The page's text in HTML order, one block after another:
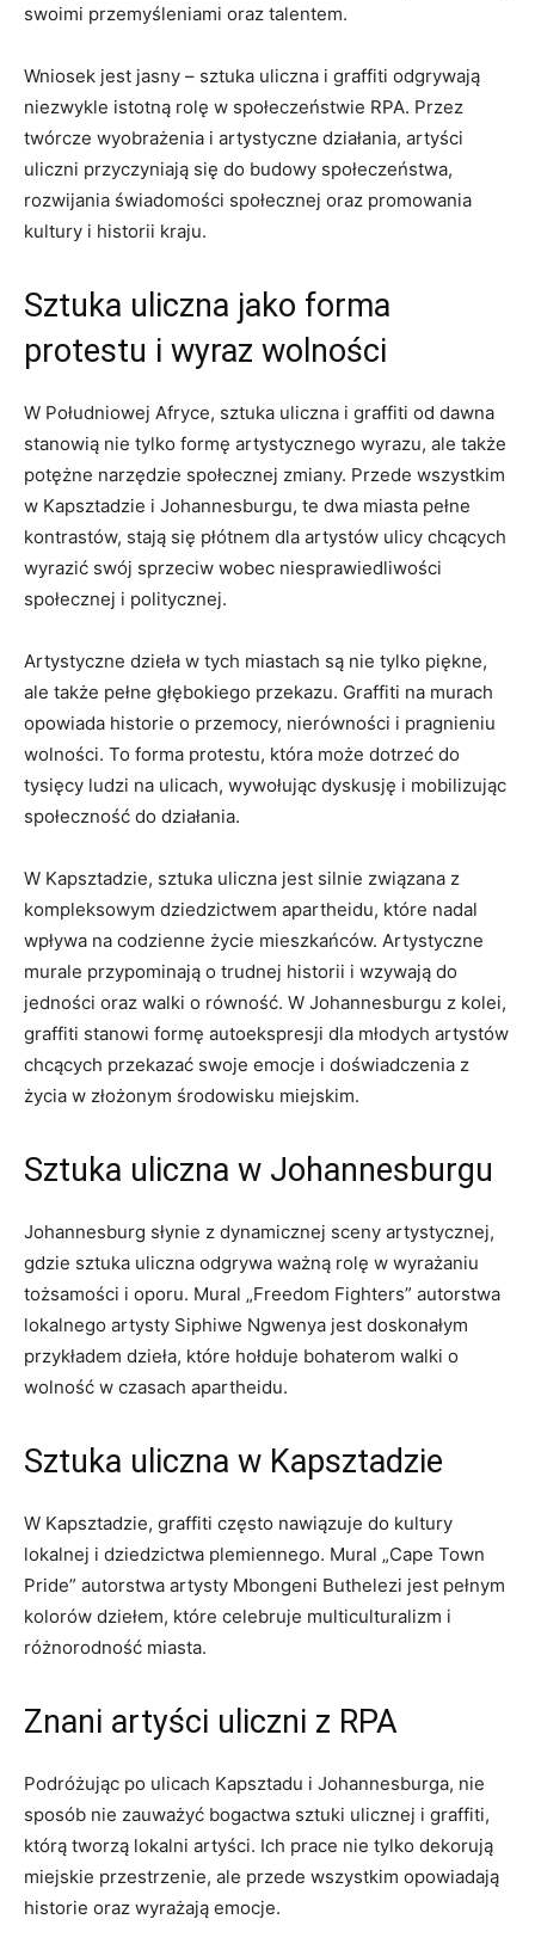
swoimi przemyśleniami oraz talentem.
Wniosek jest jasny – sztuka ‍uliczna i ‍graffiti‌ odgrywają
niezwykle istotną rolę w ‍społeczeństwie RPA. ​Przez
twórcze wyobrażenia i artystyczne działania,​ artyści
uliczni przyczyniają się do budowy społeczeństwa,
rozwijania ⁣świadomości społecznej oraz promowania
kultury i historii kraju.
Sztuka uliczna jako forma​
protestu​ i wyraz wolności
W Południowej Afryce, sztuka uliczna i graffiti od dawna
stanowią nie ⁤tylko formę artystycznego⁤ wyrazu, ale także
potężne narzędzie społecznej zmiany. Przede​ wszystkim
w Kapsztadzie i Johannesburgu, te dwa ⁣miasta pełne
kontrastów, stają się płótnem dla artystów ulicy chcących
wyrazić swój sprzeciw wobec niesprawiedliwości
społecznej i​ politycznej.
Artystyczne dzieła w tych miastach są nie tylko piękne,
ale także pełne głębokiego przekazu. ‍Graffiti na murach​
opowiada historie o przemocy, nierówności i pragnieniu
wolności. To forma protestu, która może ⁢dotrzeć do
tysięcy ludzi⁣ na ulicach, wywołując dyskusję⁤ i mobilizując
społeczność do działania.
W Kapsztadzie, sztuka uliczna jest‍ silnie związana z
kompleksowym dziedzictwem apartheidu, które nadal
wpływa na codzienne życie mieszkańców.‍ Artystyczne
murale przypominają o trudnej historii i wzywają do
jedności ‌oraz walki o równość. W Johannesburgu ⁤z⁣ kolei,
graffiti stanowi formę autoekspresji dla młodych artystów⁢
chcących przekazać swoje emocje i doświadczenia z
życia w złożonym środowisku miejskim.
Sztuka uliczna w Johannesburgu
Johannesburg słynie z dynamicznej sceny artystycznej,⁢
gdzie sztuka uliczna odgrywa ważną rolę w wyrażaniu
⁢tożsamości i oporu. Mural​ „Freedom ⁢Fighters” autorstwa⁤
lokalnego artysty Siphiwe ⁢Ngwenya jest doskonałym
przykładem dzieła, które hołduje bohaterom walki o
⁢wolność ‍w czasach apartheidu.
Sztuka uliczna w Kapsztadzie
W ‍Kapsztadzie,​ graffiti często nawiązuje ⁢do kultury
lokalnej i dziedzictwa plemiennego. Mural „Cape Town⁢
Pride” autorstwa artysty Mbongeni Buthelezi jest pełnym
kolorów dziełem, które celebruje multiculturalizm i⁢
różnorodność miasta.
Znani artyści‍ uliczni z RPA
Podróżując ‍po⁢ ulicach ‍Kapsztadu i ⁢Johannesburga, nie
sposób nie zauważyć bogactwa sztuki ulicznej i graffiti,
którą ​tworzą lokalni artyści. Ich prace nie‌ tylko‍ dekorują⁤
miejskie ⁢przestrzenie, ale przede wszystkim opowiadają
historie‌ oraz wyrażają​ emocje.